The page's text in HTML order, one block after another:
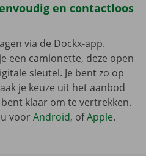
en contactloos
via de Dockx-app.
een camionette, deze open
sleutel. Je bent zo op
je keuze uit het aanbod
klaar om te vertrekken.
voorAndroid, ofApple.